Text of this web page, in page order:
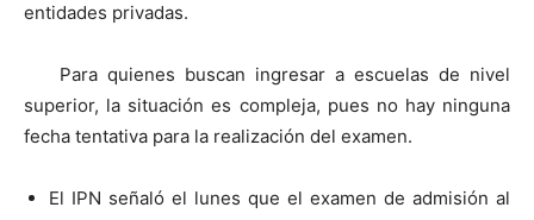
entidades privadas.
Para quienes buscan ingresar a escuelas de nivel
superior, la situación es compleja, pues no hay ninguna
fecha tentativa para la realización del examen.
El IPN señaló el lunes que el examen de admisión al